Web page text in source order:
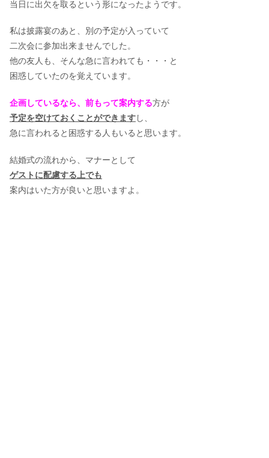
当日に出欠を取るという形になったようです。
私は披露宴のあと、別の予定が入っていて
二次会に参加出来ませんでした。
他の友人も、そんな急に言われても・・・と
困惑していたのを覚えています。
企画しているなら、前もって案内する方が
予定を空けておくことができますし、
急に言われると困惑する人もいると思います。
結婚式の流れから、マナーとして
ゲストに配慮する上でも
案内はいた方が良いと思いますよ。